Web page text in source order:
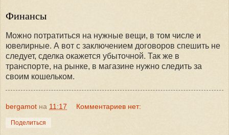
Финансы
Можно потратиться на нужные вещи, в том числе и
ювелирные. А вот с заключением договоров спешить не
следует, сделка окажется убыточной. Так же в
транспорте, на рынке, в магазине нужно следить за
своим кошельком.
bergamot на 11:17 Комментариев нет:
Поделиться